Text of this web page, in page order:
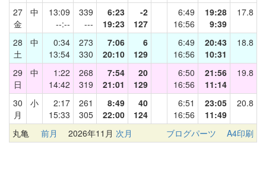
27
金
中
13:09
--:--
339
---
6:23
19:23
-2
127
6:49
16:56
19:28
9:39
17.8
28
土
中
0:34
13:54
273
330
7:06
20:10
6
129
6:49
16:56
20:43
10:31
18.8
29
日
中
1:22
14:42
268
319
7:54
21:01
20
129
6:50
16:56
21:56
11:14
19.8
30
月
小
2:17
15:33
261
305
8:49
22:00
40
124
6:51
16:56
23:05
11:49
20.8
丸亀 前月 2026年11月 次月 ブログパーツ A4印刷